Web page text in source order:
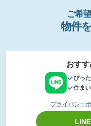
ご希
物件を
おす
ぴっ
住ま
プライバシー